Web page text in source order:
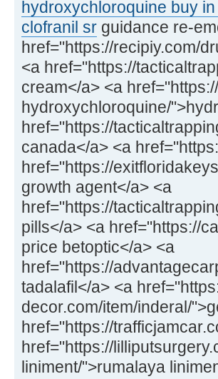
hydroxychloroquine buy
clofranil sr guidance re-
href="https://recipiy.com/
<a href="https://
cream</a> <a
hydroxychloroquine/
href="https://
canada</a> <a
href="https://
growth agent</a> <a
href="https://
pills</a> <a href="https://
price betoptic</a> <a
href="https://
tadalafil</a> <a
decor.com/item/inderal/
href="https://
href="https://
liniment/">rumalaya